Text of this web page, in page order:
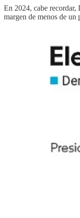
En 2024, cabe recordar,
margen de menos de un